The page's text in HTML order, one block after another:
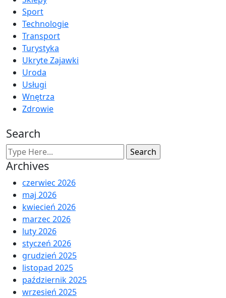
Sport
Technologie
Transport
Turystyka
Ukryte Zajawki
Uroda
Usługi
Wnętrza
Zdrowie
Search
Archives
czerwiec 2026
maj 2026
kwiecień 2026
marzec 2026
luty 2026
styczeń 2026
grudzień 2025
listopad 2025
październik 2025
wrzesień 2025